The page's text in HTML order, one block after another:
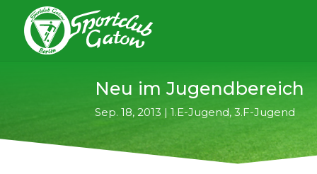
Neu im Jugendbereich
Sep. 18, 2013 |1.E-Jugend,3.F-Jugend